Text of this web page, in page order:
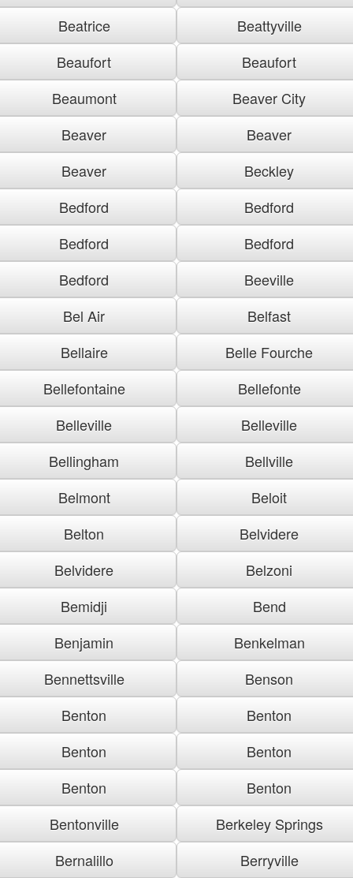
Beatrice
Beattyville
Beaufort
Beaufort
Beaumont
Beaver City
Beaver
Beaver
Beaver
Beckley
Bedford
Bedford
Bedford
Bedford
Bedford
Beeville
Bel Air
Belfast
Bellaire
Belle Fourche
Bellefontaine
Bellefonte
Belleville
Belleville
Bellingham
Bellville
Belmont
Beloit
Belton
Belvidere
Belvidere
Belzoni
Bemidji
Bend
Benjamin
Benkelman
Bennettsville
Benson
Benton
Benton
Benton
Benton
Benton
Benton
Bentonville
Berkeley Springs
Bernalillo
Berryville